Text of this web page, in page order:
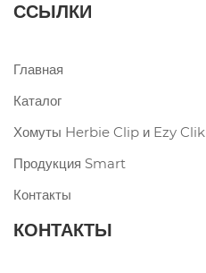
ССЫЛКИ
Главная
Каталог
Хомуты Herbie Clip и Ezy Clik
Продукция Smart
Контакты
КОНТАКТЫ